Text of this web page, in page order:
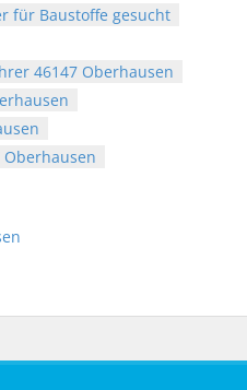
für Baustoffe gesucht
46147 Oberhausen
Oberhausen